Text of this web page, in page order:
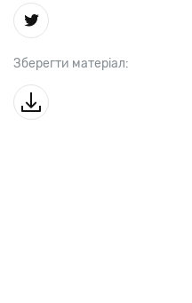
Зберегти матеріал: